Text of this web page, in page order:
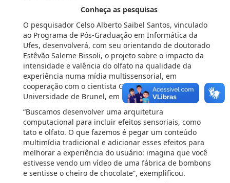
Conheça as pesquisas
O pesquisador Celso Alberto Saibel Santos, vinculado
ao Programa de Pós-Graduação em Informática da
Ufes, desenvolverá, com seu orientando de doutorado
Estêvão Saleme Bissoli, o projeto sobre o impacto da
intensidade e valência do olfato na qualidade da
experiência numa mídia multissensorial, em
cooperação com o cientista Gheorghita Ghinea, da
Universidade de Brunel, em Londres.
“Buscamos desenvolver uma arquitetura
computacional para incluir efeitos sensoriais, como
tato e olfato. O que fazemos é pegar um conteúdo
multimídia tradicional e adicionar esses efeitos para
melhorar a experiência do usuário: imagina que você
estivesse vendo um vídeo de uma fábrica de bombons
e sentisse o cheiro de chocolate”, exemplificou.